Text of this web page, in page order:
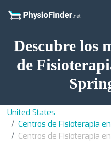
Descubre los
de
United States
Centros de Fisioterapia
Centros de Fisioterapia